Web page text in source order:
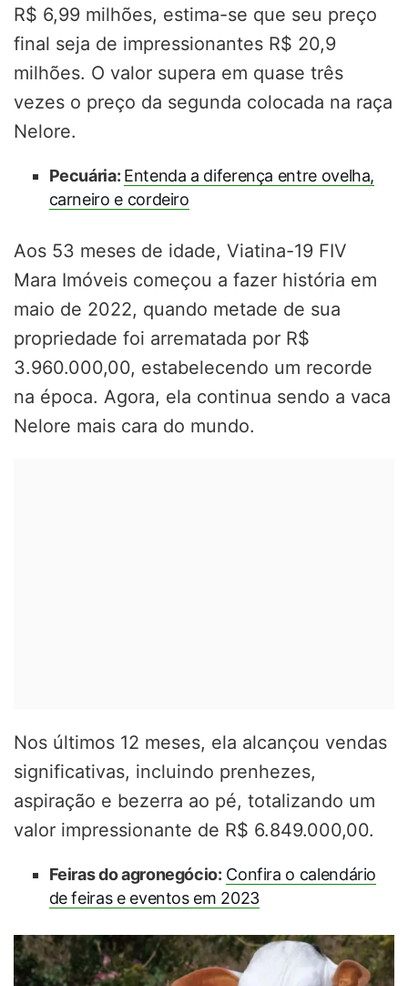
R$ 6,99 milhões, estima-se que seu preço
final seja de impressionantes R$ 20,9
milhões. O valor supera em quase três
vezes o preço da segunda colocada na raça
Nelore.
Pecuária: Entenda a diferença entre ovelha,
carneiro e cordeiro
Aos 53 meses de idade, Viatina-19 FIV
Mara Imóveis começou a fazer história em
maio de 2022, quando metade de sua
propriedade foi arrematada por R$
3.960.000,00, estabelecendo um recorde
na época. Agora, ela continua sendo a vaca
Nelore mais cara do mundo.
Nos últimos 12 meses, ela alcançou vendas
significativas, incluindo prenhezes,
aspiração e bezerra ao pé, totalizando um
valor impressionante de R$ 6.849.000,00.
Feiras do agronegócio: Confira o calendário
de feiras e eventos em 2023